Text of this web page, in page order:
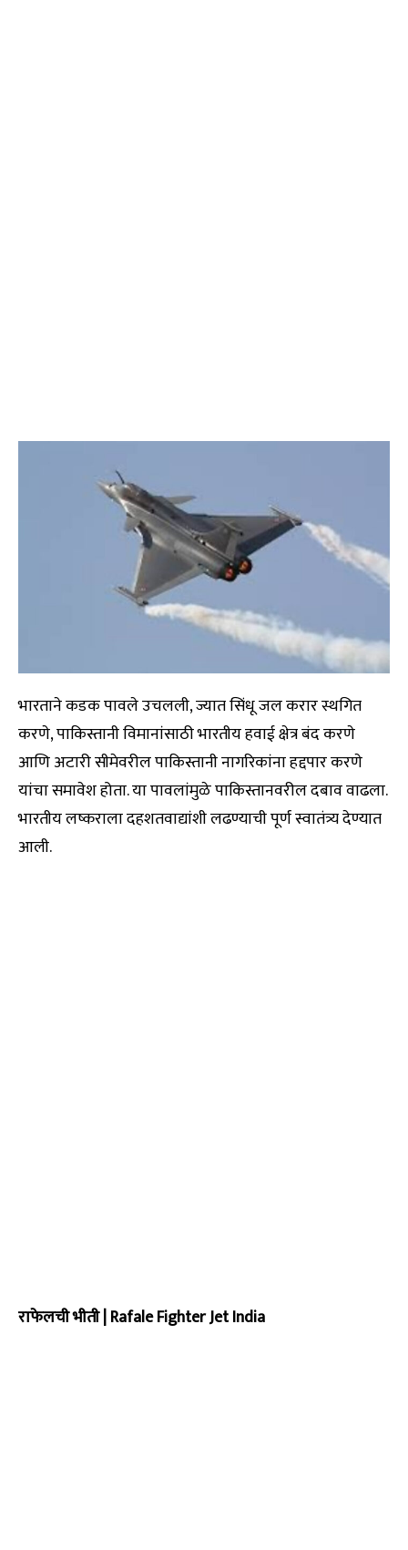
भारताने कडक पावले उचलली, ज्यात सिंधू जल करार स्थगित
करणे, पाकिस्तानी विमानांसाठी भारतीय हवाई क्षेत्र बंद करणे
आणि अटारी सीमेवरील पाकिस्तानी नागरिकांना हद्दपार करणे
यांचा समावेश होता. या पावलांमुळे पाकिस्तानवरील दबाव वाढला.
भारतीय लष्कराला दहशतवाद्यांशी लढण्याची पूर्ण स्वातंत्र्य देण्यात
आली.
राफेलची भीती | Rafale Fighter Jet India